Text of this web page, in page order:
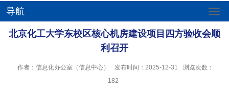
导航
北京化工大学东校区核心机房建设项目四方验收会顺
利召开
作者：信息化办公室（信息中心） 发布时间：2025-12-31
浏览次数：
182